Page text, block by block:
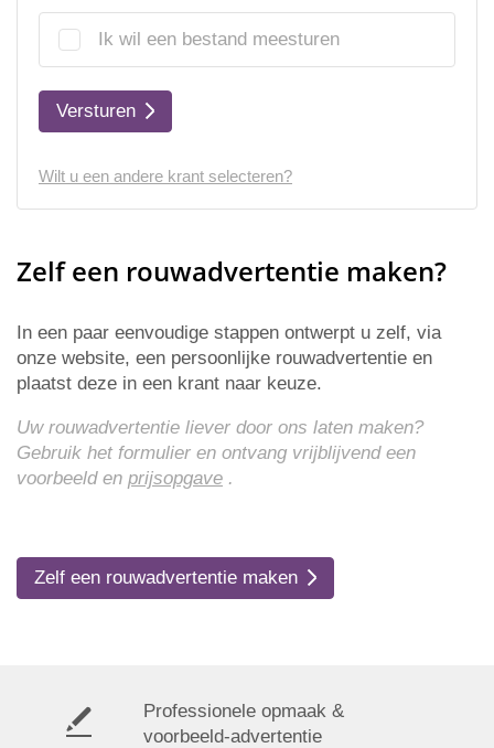
Ik wil een bestand meesturen
Versturen
Wilt u een andere krant selecteren?
Zelf een rouwadvertentie maken?
In een paar eenvoudige stappen ontwerpt u zelf, via
onze website, een persoonlijke rouwadvertentie en
plaatst deze in een krant naar keuze.
Uw rouwadvertentie liever door ons laten maken?
Gebruik het formulier en ontvang vrijblijvend een
voorbeeld en prijsopgave .
Zelf een rouwadvertentie maken
Professionele opmaak &
voorbeeld-advertentie